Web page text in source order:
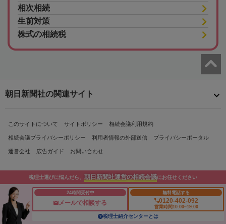
相次相続
生前対策
株式の相続税
税理士選びに悩んだら、 朝日新聞社運営の相続会議にお任せください
24時間受付中
メールで相談する
無料電話する
0120-402-092
営業時間10:00~19:00
税理士紹介センターとは
朝日新聞社の関連サイト
このサイトについて サイトポリシー 相続会議利用規約
相続会議プライバシーポリシー 利用者情報の外部送信 プライバシーポータル
運営会社 広告ガイド お問い合わせ